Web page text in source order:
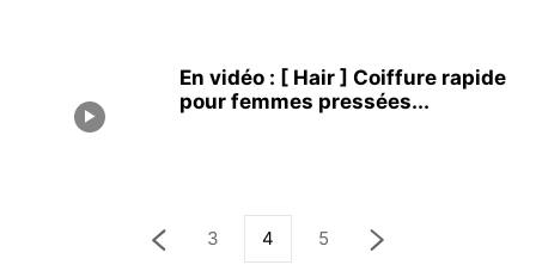
En vidéo : [ Hair ] Coiffure rapide
pour femmes pressées...
3 4 5